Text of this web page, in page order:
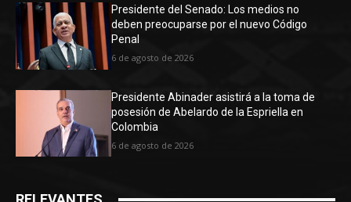
Presidente del Senado: Los medios no
deben preocuparse por el nuevo Código
Penal
6 de agosto de 2026
Presidente Abinader asistirá a la toma de
posesión de Abelardo de la Espriella en
Colombia
6 de agosto de 2026